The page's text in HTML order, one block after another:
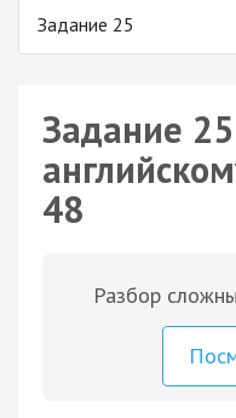
Задание 25
Задание
48
Разбор